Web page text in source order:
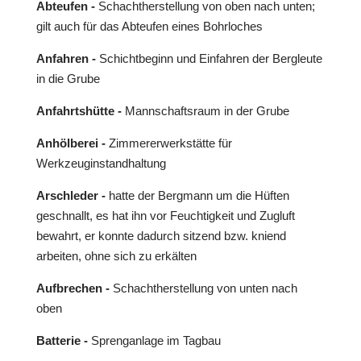
Abteufen - Schachtherstellung von oben nach unten;
gilt auch für das Abteufen eines Bohrloches
Anfahren - Schichtbeginn und Einfahren der Bergleute
in die Grube
Anfahrtshütte - Mannschaftsraum in der Grube
Anhölberei - Zimmererwerkstätte für
Werkzeuginstandhaltung
Arschleder - hatte der Bergmann um die Hüften
geschnallt, es hat ihn vor Feuchtigkeit und Zugluft
bewahrt, er konnte dadurch sitzend bzw. kniend
arbeiten, ohne sich zu erkälten
Aufbrechen - Schachtherstellung von unten nach
oben
Batterie - Sprenganlage im Tagbau